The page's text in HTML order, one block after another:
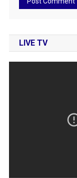
LIVE TV